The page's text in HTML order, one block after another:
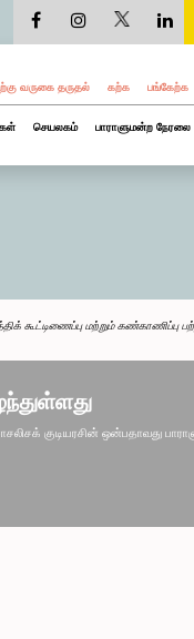
வருகை தருதல் கற்க பங்கேற்க
செயலகம் பாராளுமன்ற நேரலை
கூட்டிணைப்பு மற்றும்
குடியரசின் ஒன்பதாவது